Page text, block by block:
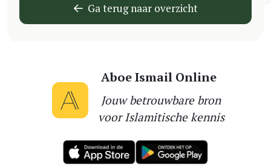
Ga terug naar overzicht
Aboe Ismail Online
Jouw betrouwbare bron
voor Islamitische kennis